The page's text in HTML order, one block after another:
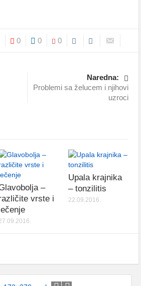
0 0 0
Naredna:
Problemi sa želucem i njihovi
uzroci
–
vrste i
Upala krajnika
– tonzilitis
22.09.2016.